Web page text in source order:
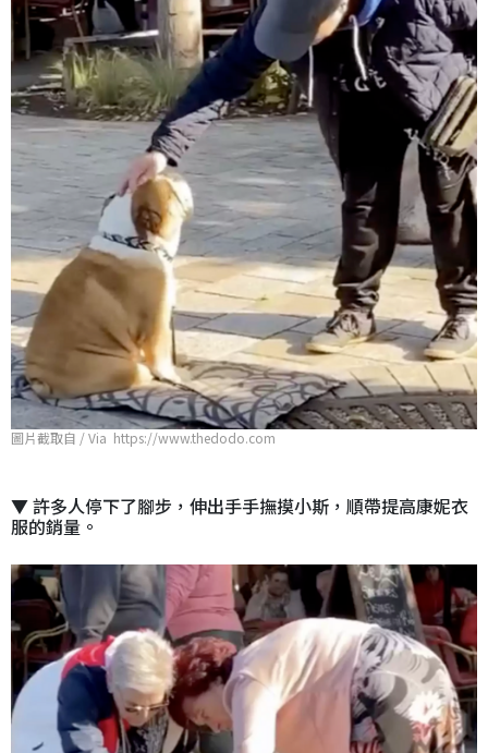
圖片截取自 / Via https://www.thedodo.com
▼ 許多人停下了腳步，伸出手手撫摸小斯，順帶提高康妮衣
服的銷量。